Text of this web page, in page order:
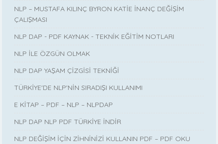
NLP – MUSTAFA KILINÇ BYRON KATİE İNANÇ DEĞİŞİM
ÇALIŞMASI
NLP DAP - PDF KAYNAK - TEKNİK EĞİTİM NOTLARI
NLP İLE ÖZGÜN OLMAK
NLP DAP YAŞAM ÇİZGİSİ TEKNİĞİ
TÜRKİYE'DE NLP'NİN SIRADIŞI KULLANIMI
E KİTAP – PDF – NLP – NLPDAP
NLP DAP NLP PDF TÜRKİYE İNDİR
NLP DEĞİŞİM İÇİN ZİHNİNİZİ KULLANIN PDF – PDF OKU